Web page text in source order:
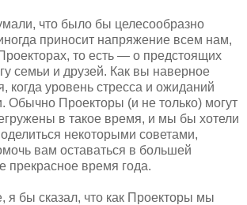
что было бы целесообразно
приносит напряжение всем нам,
то есть — о предстоящих
семьи и друзей. Как вы наверное
когда уровень стресса и ожиданий
Обычно Проекторы (и не только) могут
в такое время, и мы бы хотели
некоторыми советами,
вам оставаться в большей
прекрасное время года.
я бы сказал, что как Проекторы мы